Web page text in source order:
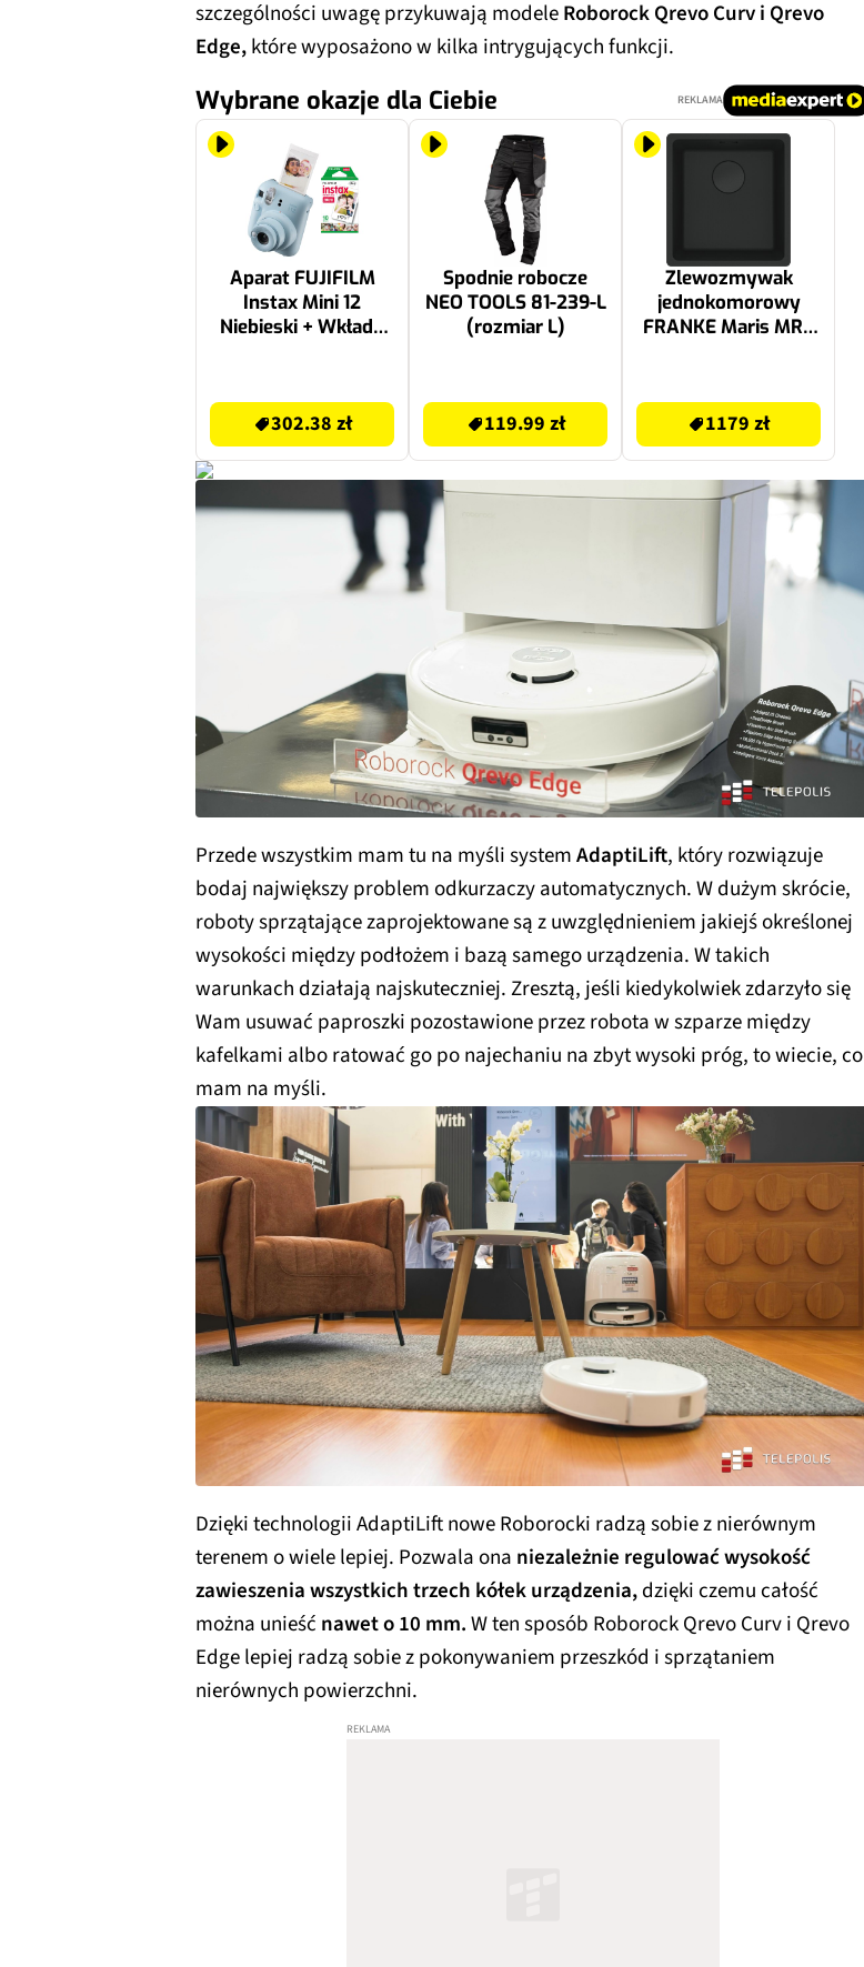
szczególności uwagę przykuwają modeleRoborock Qrevo Curv i Qrevo
Edge,które wyposażono w kilka intrygujących funkcji.
Wybrane okazje dla Ciebie REKLAMA
Aparat FUJIFILM
Instax Mini 12
Niebieski + Wkłady
arkuszy
302.38 zł
Spodnie robocze
NEO TOOLS 81-239-L
(rozmiar L)
119.99 zł
Zlewozmywak
jednokomorowy
FRANKE Maris MRG
40.3x43.3
1179 zł
Przede wszystkim mam tu na myśli systemAdaptiLift, który rozwiązuje
bodaj największy problem odkurzaczy automatycznych. W dużym skrócie,
roboty sprzątające zaprojektowane są z uwzględnieniem jakiejś określonej
wysokości między podłożem i bazą samego urządzenia. W takich
warunkach działają najskuteczniej. Zresztą, jeśli kiedykolwiek zdarzyło się
Wam usuwać paproszki pozostawione przez robota w szparze między
kafelkami albo ratować go po najechaniu na zbyt wysoki próg, to wiecie, co
mam na myśli.
Dzięki technologii AdaptiLift nowe Roborocki radzą sobie z nierównym
terenem o wiele lepiej. Pozwala ona niezależnie regulować wysokość
zawieszenia wszystkich trzech kółek urządzenia,dzięki czemu całość
można unieść nawet o 10 mm.W ten sposób Roborock Qrevo Curv i Qrevo
Edge lepiej radzą sobie z pokonywaniem przeszkód i sprzątaniem
nierównych powierzchni.